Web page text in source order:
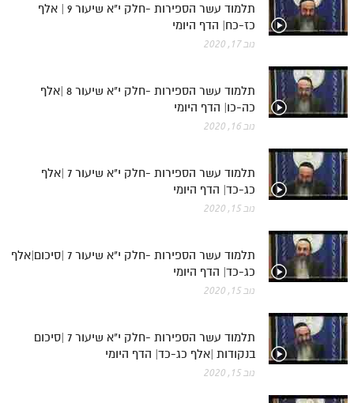
תלמוד עשר הספירות -חלק י"א שיעור 9 | אלף
כז-כח| הדף היומי
נוב 17, 2020
תלמוד עשר הספירות -חלק י"א שיעור 8 |אלף
כה-כו| הדף היומי
נוב 16, 2020
תלמוד עשר הספירות -חלק י"א שיעור 7 |אלף
כג-כד| הדף היומי
נוב 15, 2020
תלמוד עשר הספירות -חלק י"א שיעור 7 |סיכום|אלף
כג-כד| הדף היומי
נוב 15, 2020
תלמוד עשר הספירות -חלק י"א שיעור 7 |סיכום
בנקודות |אלף כג-כד| הדף היומי
נוב 15, 2020